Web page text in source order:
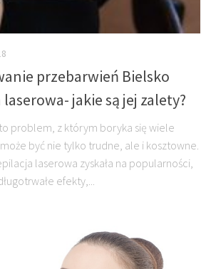
przebarwień Bielsko
laserowa- jakie są jej zalety?
problem, z którym boryka się wiele
być nie tylko trudne, ale i kosztowne.
laserowa zyskała na popularności,
efekty,...